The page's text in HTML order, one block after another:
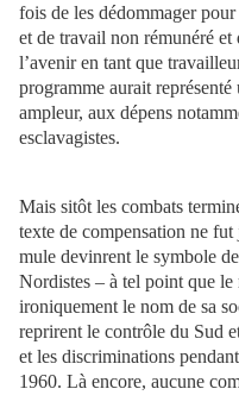
fois de les dédommager
et de travail non rémunéré et
l’avenir en tant que
programme aurait
ampleur, aux dépens
esclavagistes.
Mais sitôt les combats
texte de compensation ne fut
mule devinrent le symbole
Nordistes – à tel point que le
ironiquement le nom de sa
reprirent le contrôle du Sud
et les discriminations
1960. Là encore, aucune